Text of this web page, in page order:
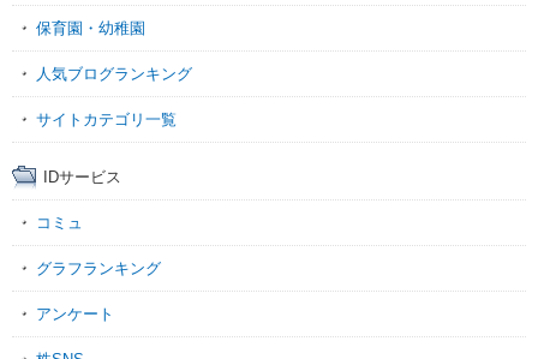
保育園・幼稚園
人気ブログランキング
サイトカテゴリ一覧
IDサービス
コミュ
グラフランキング
アンケート